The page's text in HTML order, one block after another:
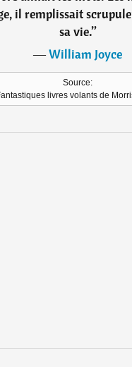
il remplissait
sa vie.”
―William Joyce
Source:
livres volants de